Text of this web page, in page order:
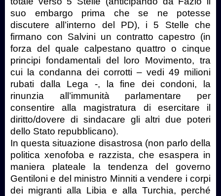
suo embargo prima che se ne potesse
discutere all’interno del PD), i 5 Stelle che
firmano con Salvini un contratto capestro (in
forza del quale calpestano quattro o cinque
principi fondamentali del loro Movimento, tra
cui la condanna dei corrotti – vedi 49 milioni
rubati dalla Lega -, la fine dei condoni, la
rinunzia all’immunità parlamentare per
consentire alla magistratura di esercitare il
diritto/dovere di sindacare gli altri due poteri
dello Stato repubblicano).
In questa situazione disastrosa (non parlo della
politica xenofoba e razzista, che esaspera in
maniera plateale la tendenza del governo
Gentiloni e del ministro Minniti a vendere i corpi
dei migranti alla Libia e alla Turchia, perché